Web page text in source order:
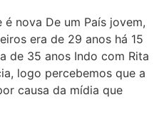
nova De um País jovem,
era de 29 anos há 15
de 35 anos Indo com Rita
logo percebemos que a
causa da mídia que